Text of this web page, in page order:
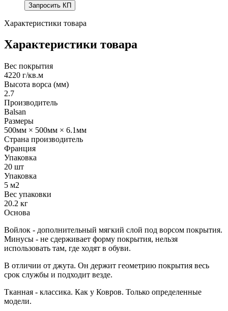
Запросить КП
Характеристики товара
Характеристики товара
Вес покрытия
4220 г/кв.м
Высота ворса (мм)
2.7
Производитель
Balsan
Размеры
500мм × 500мм × 6.1мм
Страна производитель
Франция
Упаковка
20 шт
Упаковка
5 м2
Вес упаковки
20.2 кг
Основа
Войлок - дополнительный мягкий слой под ворсом покрытия.
Минусы - не сдерживает форму покрытия, нельзя
использовать там, где ходят в обуви.
В отличии от джута. Он держит геометрию покрытия весь
срок службы и подходит везде.
Тканная - классика. Как у Ковров. Только определенные
модели.